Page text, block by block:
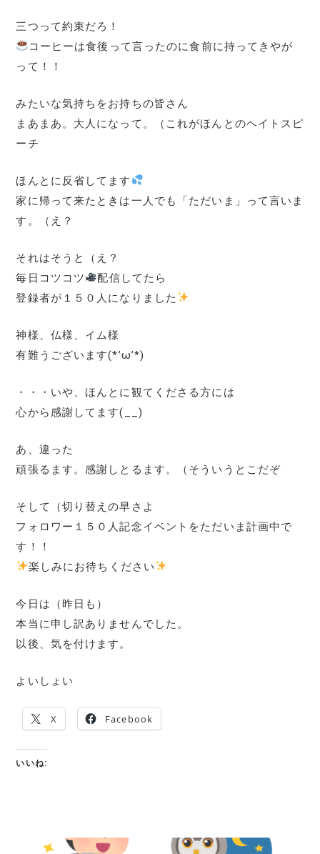
三つって約束だろ！
コーヒーは食後って言ったのに食前に持ってきやが
って！！
みたいな気持ちをお持ちの皆さん
まあまあ。大人になって。（これがほんとのヘイトスピ
ーチ
ほんとに反省してます
家に帰って来たときは一人でも「ただいま」って言いま
す。（え？
それはそうと（え？
毎日コツコツ
配信してたら
登録者が１５０人になりました
神様、仏様、イム様
有難うございます(*’ω’*)
・・・いや、ほんとに観てくださる方には
心から感謝してます(__)
あ、違った
頑張るます。感謝しとるます。（そういうとこだぞ
そして（切り替えの早さよ
フォロワー１５０人記念イベントをただいま計画中で
す！！
楽しみにお待ちください
今日は（昨日も）
本当に申し訳ありませんでした。
以後、気を付けます。
よいしょい
X Facebook
いいね: